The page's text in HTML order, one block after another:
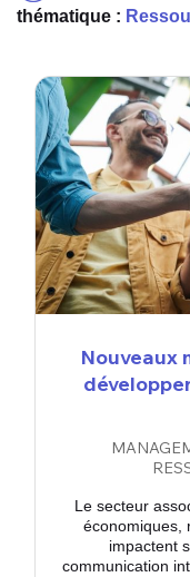
thématique :
Nouveaux
Le secteur
économiques,
impactent
communication